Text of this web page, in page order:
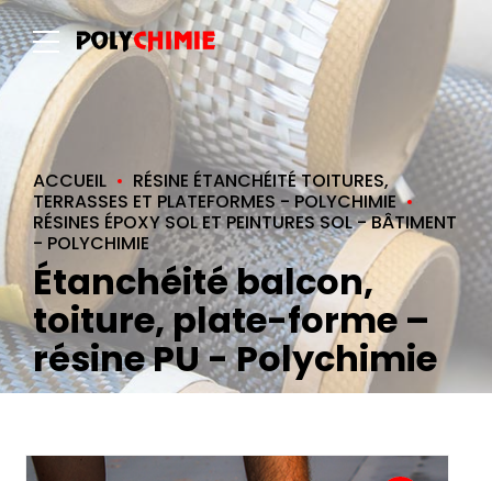
ACCUEIL
RÉSINE ÉTANCHÉITÉ TOITURES,
TERRASSES ET PLATEFORMES - POLYCHIMIE
RÉSINES ÉPOXY SOL ET PEINTURES SOL - BÂTIMENT
- POLYCHIMIE
Étanchéité balcon,
toiture, plate-forme –
résine PU - Polychimie